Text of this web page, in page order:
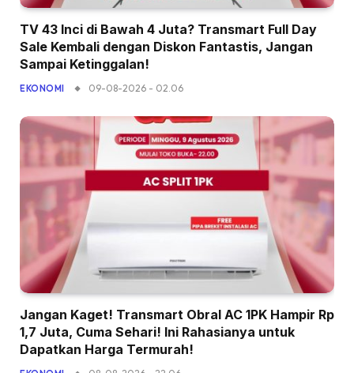
TV 43 Inci di Bawah 4 Juta? Transmart Full Day
Sale Kembali dengan Diskon Fantastis, Jangan
Sampai Ketinggalan!
EKONOMI 09-08-2026 - 02.06
Jangan Kaget! Transmart Obral AC 1PK Hampir Rp
1,7 Juta, Cuma Sehari! Ini Rahasianya untuk
Dapatkan Harga Termurah!